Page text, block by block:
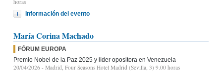
horas
Información del evento
María Corina Machado
FÓRUM EUROPA
Premio Nobel de la Paz 2025 y líder opositora en Venezuela
20/04/2026 - Madrid, Four Seasons Hotel Madrid (Sevilla, 3) 9.00 horas